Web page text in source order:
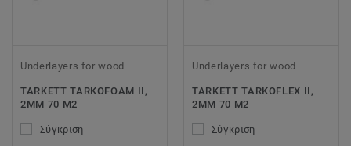
Underlayers for wood
TARKETT TARKOFOAM II,
2MM 70 M2
Σύγκριση
Underlayers for wood
TARKETT TARKOFLEX II,
2MM 70 M2
Σύγκριση